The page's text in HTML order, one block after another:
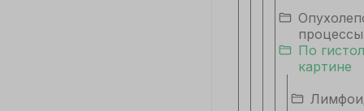
процессы
По
картине